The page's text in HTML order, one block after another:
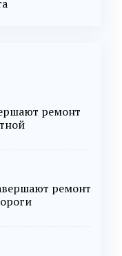
ремонт
ремонт